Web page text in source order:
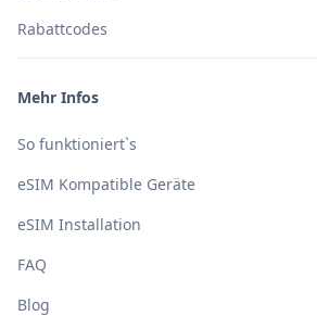
Rabattcodes
Mehr Infos
So funktioniert`s
eSIM Kompatible Geräte
eSIM Installation
FAQ
Blog